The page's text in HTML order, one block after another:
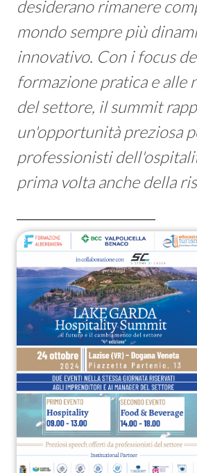
Scopri il nostro metodo
desiderano rimanere
mondo sempre più
innovativo. Con i focus
formazione pratica e alle
del settore, il summit
un'opportunità preziosa
professionisti
prima volta anche della